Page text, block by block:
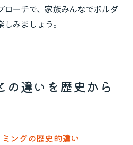
ローチで、家族みんなでボルダ
みましょう。
の違いを歴史から
ングの歴史的違い